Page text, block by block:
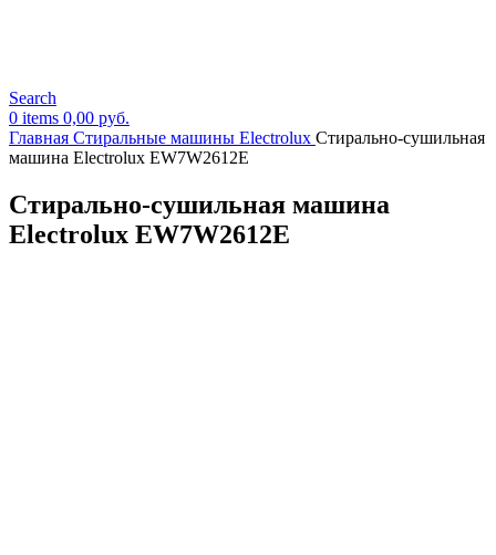
Search
0 items 0,00 руб.
Главная Стиральные машины Electrolux Стирально-сушильная
машина Electrolux EW7W2612E
Стирально-сушильная машина
Electrolux EW7W2612E